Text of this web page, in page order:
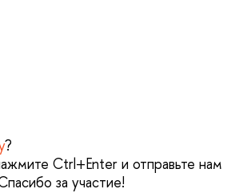
?
Ctrl+Enter и отправьте нам
за участие!